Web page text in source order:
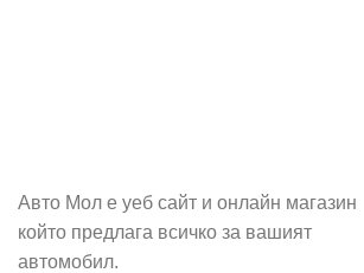
Авто Мол е уеб сайт и онлайн магазин
който предлага всичко за вашият
автомобил.